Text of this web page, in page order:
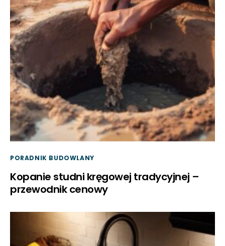
PORADNIK BUDOWLANY
Kopanie studni kręgowej tradycyjnej –
przewodnik cenowy